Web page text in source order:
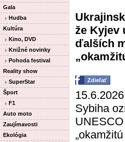
Gala
Hudba
Kultúra
Kino, DVD
Knižné novinky
Pohoda festival
Reality show
SuperStar
Šport
F1
Auto moto
Zaujímavosti
Ekológia
že Kyjev
ďalších
Zdieľať
Sybiha